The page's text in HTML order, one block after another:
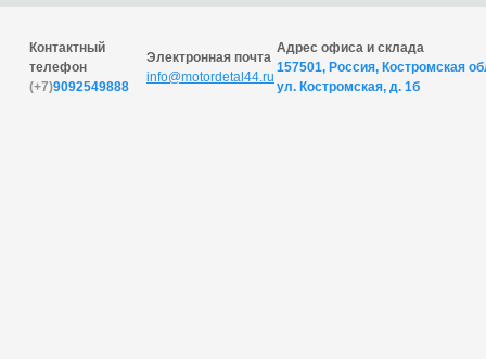
Контактный
телефон
(+7)9092549888
Электронная почта
info@motordetal44.ru
Адрес офиса и склада
157501, Россия, Костромская
ул. Костромская, д. 1б